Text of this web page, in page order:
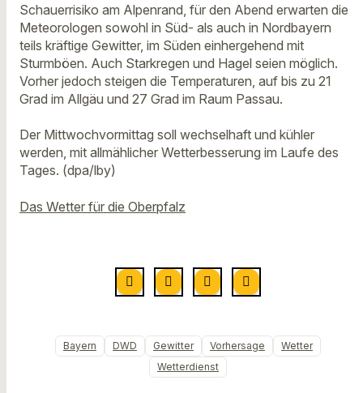
Schauerrisiko am Alpenrand, für den Abend erwarten die
Meteorologen sowohl in Süd- als auch in Nordbayern
teils kräftige Gewitter, im Süden einhergehend mit
Sturmböen. Auch Starkregen und Hagel seien möglich.
Vorher jedoch steigen die Temperaturen, auf bis zu 21
Grad im Allgäu und 27 Grad im Raum Passau.
Der Mittwochvormittag soll wechselhaft und kühler
werden, mit allmählicher Wetterbesserung im Laufe des
Tages. (dpa/lby)
Das Wetter für die Oberpfalz
Bayern DWD Gewitter Vorhersage
Wetter
Wetterdienst